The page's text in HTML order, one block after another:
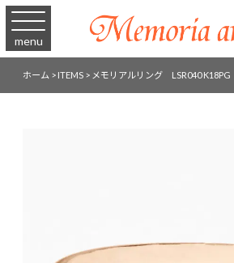
menu
ホーム>ITEMS>メモリアルリング LSR040